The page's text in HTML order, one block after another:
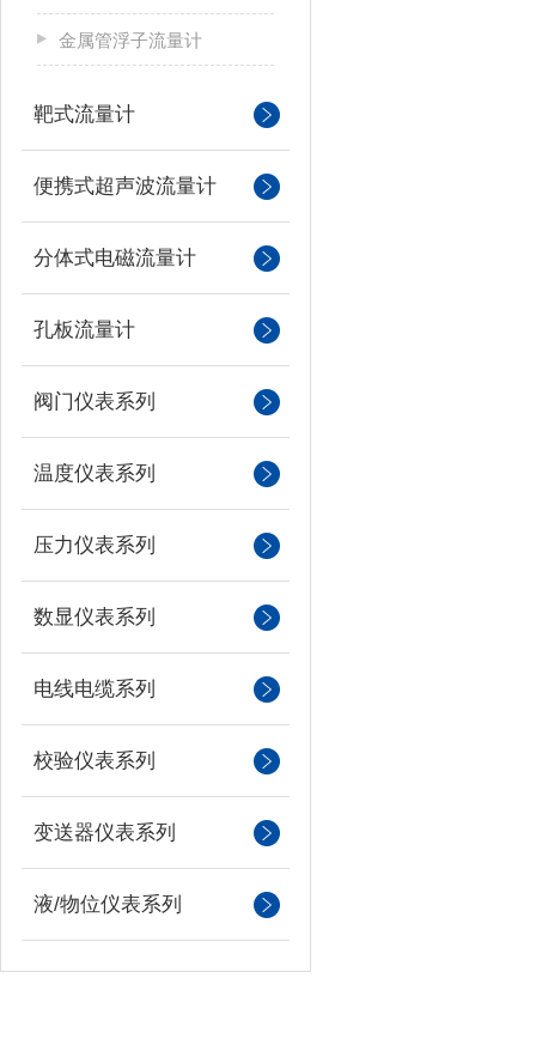
金属管浮子流量计
靶式流量计
便携式超声波流量计
分体式电磁流量计
孔板流量计
阀门仪表系列
温度仪表系列
压力仪表系列
数显仪表系列
电线电缆系列
校验仪表系列
变送器仪表系列
液/物位仪表系列